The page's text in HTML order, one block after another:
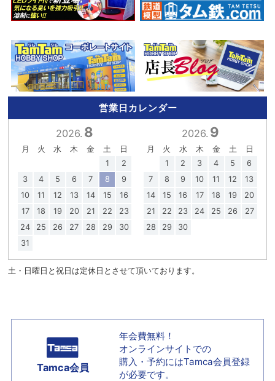
営業日カレンダー
2026. 8
月 火 水 木 金 土
日
1
2
3
4 5 6 7 8
9
10
11 12 13 14 15
16
17
18 19 20 21 22
23
24
25 26 27 28 29
30
31
2026. 9
月 火 水 木 金 土
日
1
2 3 4 5
6
7
8 9 10 11 12
13
14
15 16 17 18 19
20
21
22 23 24 25 26
27
28
29 30
土・日曜日と祝日は定休日とさせて頂いております。
Tamca会員
年会費無料！
オンラインサイトでの
購入・予約にはTamca会員登録
が必要です。